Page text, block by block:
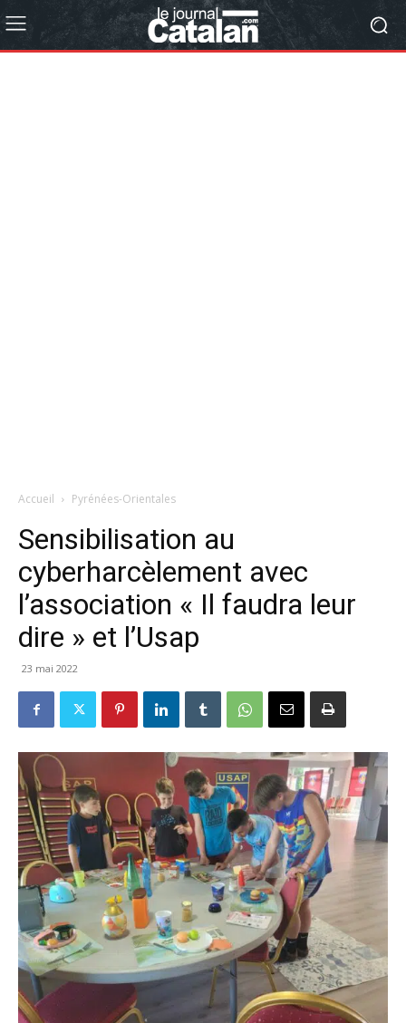
Accueil Pyrénées-Orientales
Sensibilisation au
cyberharcèlement avec
l’association « Il faudra leur
dire » et l’Usap
23 mai 2022